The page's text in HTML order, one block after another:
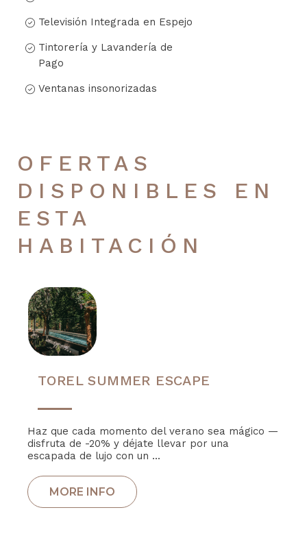
Televisión Integrada en Espejo
Tintorería y Lavandería de
Pago
Ventanas insonorizadas
OFERTAS
DISPONIBLES EN
ESTA
HABITACIÓN
TOREL SUMMER ESCAPE
Haz que cada momento del verano sea mágico —
disfruta de -20% y déjate llevar por una
escapada de lujo con un ...